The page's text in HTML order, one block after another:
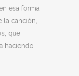
esa forma
canción,
que
haciendo